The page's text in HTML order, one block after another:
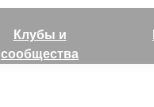
Клубы и
сообщества